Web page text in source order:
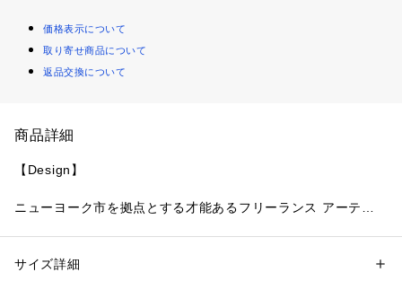
価格表示について
取り寄せ商品について
返品交換について
商品詳細
【Design】
ニューヨーク市を拠点とする才能あるフリーランス アーティ
460gsmのヘビーウェイト・コットン100％ブラシバック・フ
性別：レディース
サイズ詳細